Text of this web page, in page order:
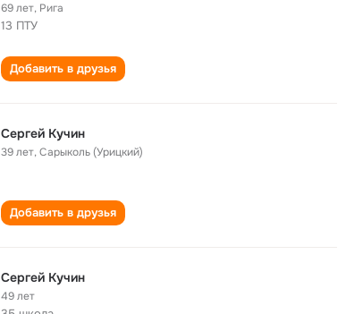
69 лет, Рига
13 ПТУ
Добавить в друзья
Сергей Кучин
39 лет,Сарыколь (Урицкий)
Добавить в друзья
Сергей Кучин
49 лет